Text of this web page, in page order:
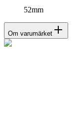
52mm
Om varumärket